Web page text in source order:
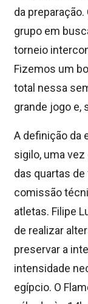
da
grupo em
torneio
Fizemos um
total nessa
grande jogo e,
A definição da
sigilo, uma
das quartas
comissão
atletas. Filipe
de realizar
preservar a
intensidade
egípcio. O